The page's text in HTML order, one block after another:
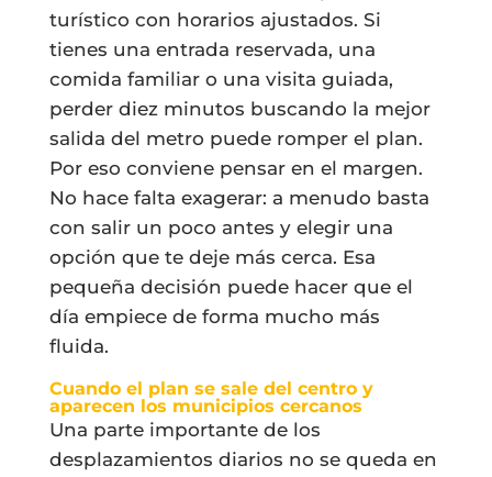
turístico con horarios ajustados. Si
tienes una entrada reservada, una
comida familiar o una visita guiada,
perder diez minutos buscando la mejor
salida del metro puede romper el plan.
Por eso conviene pensar en el margen.
No hace falta exagerar: a menudo basta
con salir un poco antes y elegir una
opción que te deje más cerca. Esa
pequeña decisión puede hacer que el
día empiece de forma mucho más
fluida.
Cuando el plan se sale del centro y
aparecen los municipios cercanos
Una parte importante de los
desplazamientos diarios no se queda en